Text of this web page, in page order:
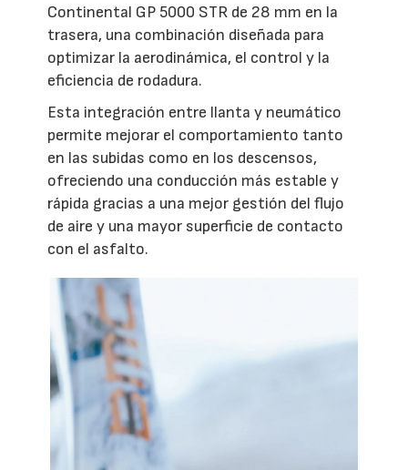
Continental GP 5000 STR de 28 mm en la
trasera, una combinación diseñada para
optimizar la aerodinámica, el control y la
eficiencia de rodadura.
Esta integración entre llanta y neumático
permite mejorar el comportamiento tanto
en las subidas como en los descensos,
ofreciendo una conducción más estable y
rápida gracias a una mejor gestión del flujo
de aire y una mayor superficie de contacto
con el asfalto.